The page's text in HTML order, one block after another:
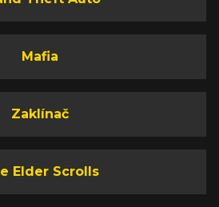
Mafia
Zaklínač
Elder Scrolls